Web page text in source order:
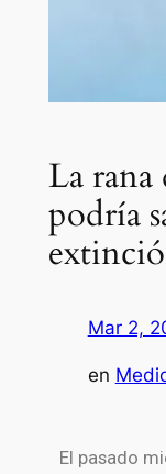
La rana
podría
Mar 2,
en
El pasado